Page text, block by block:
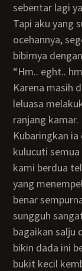
sebentar lagi
Tapi aku yang sudah bernafsu nggak memperdulikan
ocehannya,
bibirnya
“Hm.. eght..
Karena masih dalam posisi berdiri sehingga tak
leluasa
ranjang kamar.
Kubaringkan ia di ranjang yang bersih itu lalu segera
kulucuti
kami berdua
yang
benar
sungguh
bagaikan salju
bikin dada ini
bukit kecil